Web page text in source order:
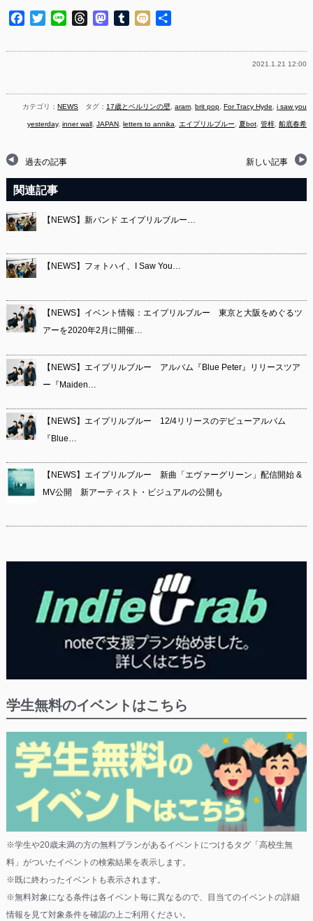
Facebook
TwitterLine ThreadsMastodon
Tumblr
Mixi
2021.1.21 12:00
カテゴリ：NEWS タグ： 17歳とベルリンの壁 ,aram ,brit pop ,For Tracy Hyde ,i saw you
yesterday,inner wall ,JAPAN ,letters to annika エイプリルブルー ,夏bot ,管梓 ,船底春希
過去の記事 新しい記事
関連記事
【NEWS】新バンド エイプリルブルー…
【NEWS】フォトハイ、I Saw You…
【NEWS】イベント情報：エイプリルブルー 東京と大阪をめぐるツ
アーを2020年2月に開催…
【NEWS】エイプリルブルー アルバム『Blue Peter』リリースツア
ー『Maiden…
【NEWS】エイプリルブルー 12/4リリースのデビューアルバム
『Blue…
【NEWS】エイプリルブルー 新曲「エヴァーグリーン」配信開始 &
MV公開 新アーティスト・ビジュアルの公開も
学生無料のイベントはこちら
※学生や20歳未満の方の無料プランがあるイベントにつけるタグ「高校生無
料」がついたイベントの検索結果を表示します。
※既に終わったイベントも表示されます。
※無料対象になる条件は各イベント毎に異なるので、目当てのイベントの詳細
情報を見て対象条件を確認の上ご利用ください。